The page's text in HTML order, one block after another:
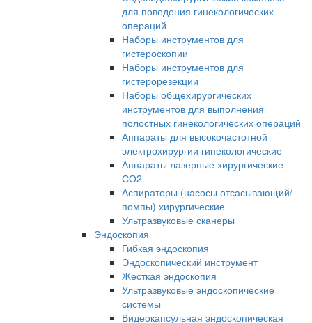
для поведения гинекологических
операций
Наборы инструментов для
гистероскопии
Наборы инструментов для
гистерорезекции
Наборы общехирургических
инструментов для выполнения
полостных гинекологических операций
Аппараты для высокочастотной
электрохирургии гинекологические
Аппараты лазерные хирургические
СО2
Аспираторы (насосы отсасывающий/
помпы) хирургические
Ультразвуковые сканеры
Эндоскопия
Гибкая эндоскопия
Эндоскопический инструмент
Жесткая эндоскопия
Ультразвуковые эндоскопические
системы
Видеокапсульная эндоскопическая